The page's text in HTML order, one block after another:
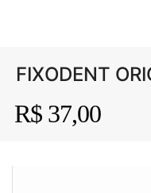
FIXODENT
R$ 37,00